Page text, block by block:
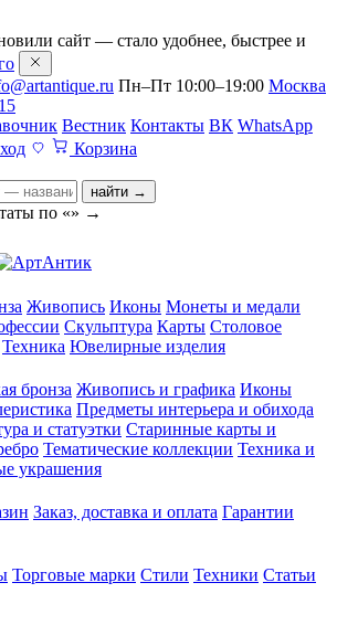
сайт — стало удобнее, быстрее и
Пн–Пт 10:00–19:00 Москва
Вестник Контакты ВК WhatsApp
Корзина
найти →
по «» →
Живопись Иконы Монеты и медали
Скульптура Карты Столовое
Техника Ювелирные изделия
бронза Живопись и графика Иконы
Предметы интерьера и обихода
и статуэтки Старинные карты и
Тематические коллекции Техника и
украшения
Заказ, доставка и оплата Гарантии
Торговые марки Стили Техники Статьи